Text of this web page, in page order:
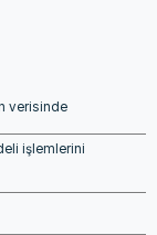
verisinde
işlemlerini